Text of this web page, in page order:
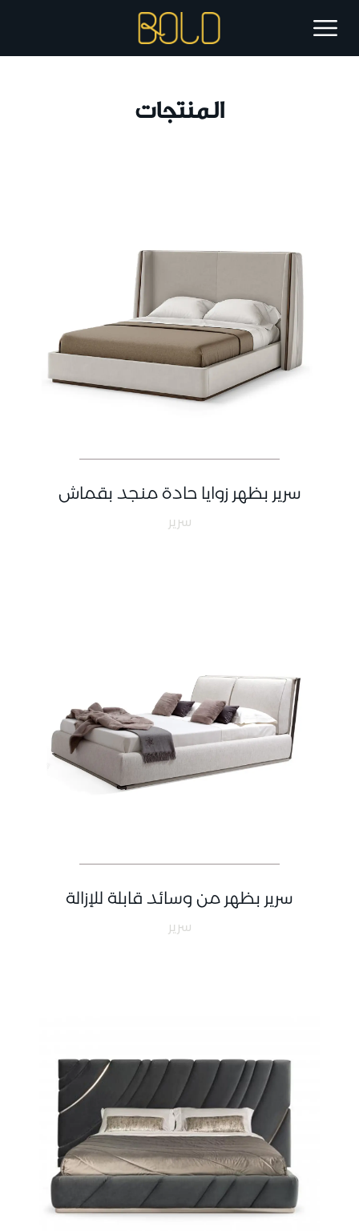
المنتجات
سرير بظهر زوايا حادة منجد بقماش
سرير
سرير بظهر من وسائد قابلة للإزالة
سرير